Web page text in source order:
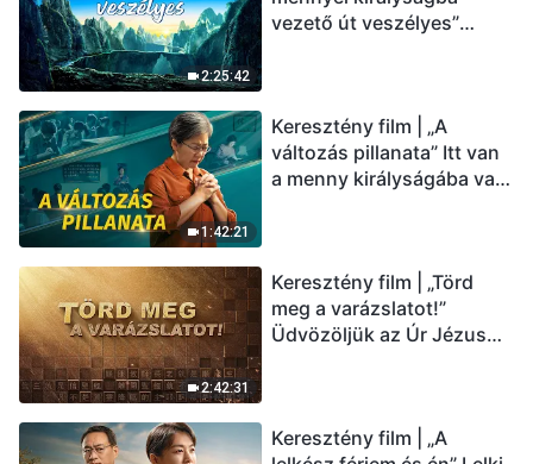
2:25:42
vezető út veszélyes”
1:42:21
Keresztény film | „A
változás pillanata” Itt van
a menny királyságába való
2:42:31
Keresztény film | „Törd
meg a varázslatot!”
Üdvözöljük az Úr Jézus
Keresztény film | „A